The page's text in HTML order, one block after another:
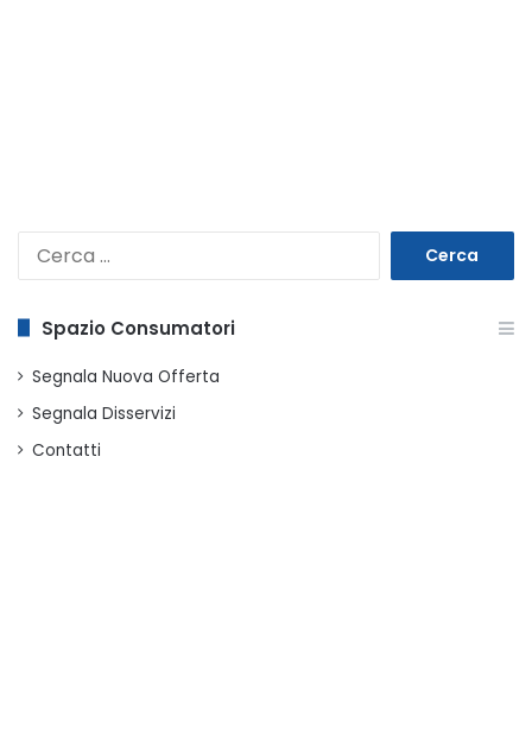
Spazio Consumatori
Segnala Nuova Offerta
Segnala Disservizi
Contatti